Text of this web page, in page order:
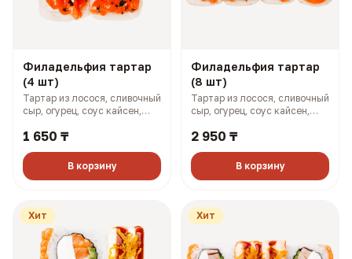
Филадельфия тартар
(4 шт)
Тартар из лосося, сливочный
сыр, огурец, соус кайсен,
1 650 ₸
В корзину
Филадельфия тартар
(8 шт)
Тартар из лосося, сливочный
сыр, огурец, соус кайсен,
2 950 ₸
В корзину
Хит Хит